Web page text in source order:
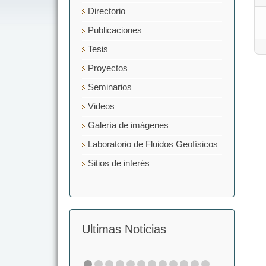
Directorio
Publicaciones
Tesis
Proyectos
Seminarios
Videos
Galería de imágenes
Laboratorio de Fluidos Geofísicos
Sitios de interés
Ultimas Noticias